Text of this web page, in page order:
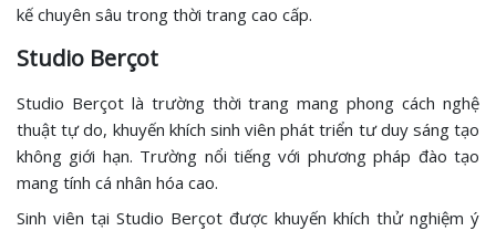
kế chuyên sâu trong thời trang cao cấp.
Studio Berçot
Studio Berçot là trường thời trang mang phong cách nghệ
thuật tự do, khuyến khích sinh viên phát triển tư duy sáng tạo
không giới hạn. Trường nổi tiếng với phương pháp đào tạo
mang tính cá nhân hóa cao.
Sinh viên tại Studio Berçot được khuyến khích thử nghiệm ý